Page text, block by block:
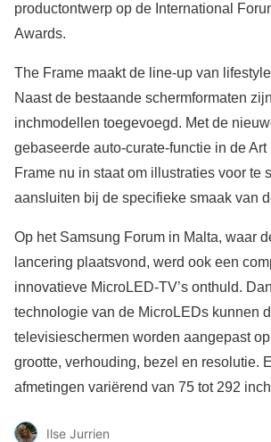
productontwerp op de International
Awards.
The Frame maakt de line-up van
Naast de bestaande schermformaten
inchmodellen toegevoegd. Met de
gebaseerde auto-curate-functie in de Art
Frame nu in staat om illustraties voor te
aansluiten bij de specifieke smaak van
Op het Samsung Forum in Malta, waar
lancering plaatsvond, werd ook een
innovatieve MicroLED-TV’s onthuld.
technologie van de MicroLEDs kunnen
televisieschermen worden aangepast
grootte, verhouding, bezel en resolutie.
afmetingen variërend van 75 tot 292
Ilse Jurrien